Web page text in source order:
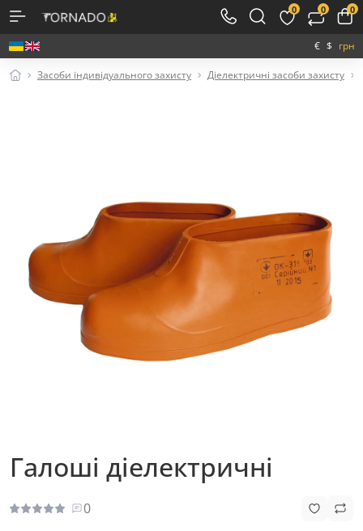
0 0 0
€ $ грн
Засоби індивідуального захисту Діелектричні засоби захисту
Галоші діелектричні
0